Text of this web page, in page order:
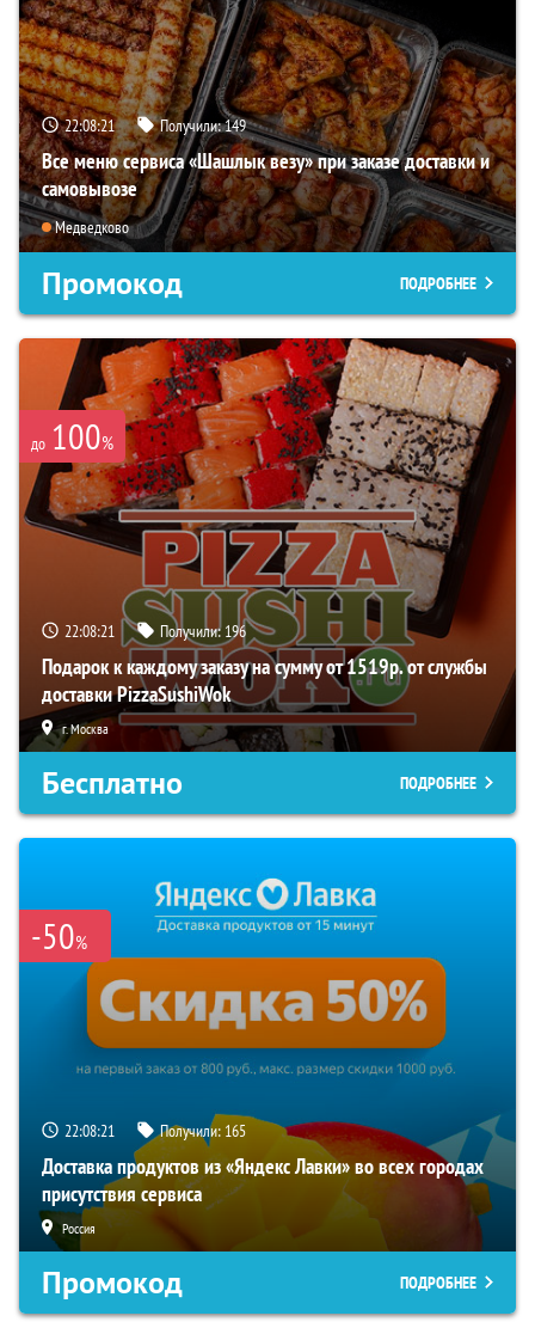
22:08:20 Получили:149
Все меню сервиса «Шашлык везу» при заказе доставки и
самовывозе
Медведково
Промокод ПОДРОБНЕЕ
до 100%
22:08:20 Получили:196
Подарок к каждому заказу на сумму от 1519р. от службы
доставки PizzaSushiWok
г. Москва
Бесплатно ПОДРОБНЕЕ
-50%
22:08:20 Получили: 165
Доставка продуктов из «Яндекс Лавки» во всех городах
присутствия сервиса
Россия
Промокод ПОДРОБНЕЕ